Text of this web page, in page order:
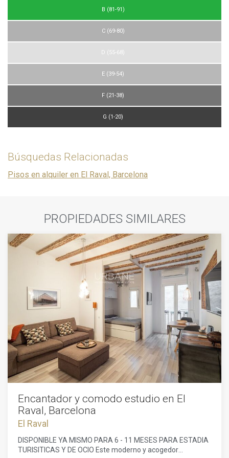
B (81-91)
C (69-80)
D (55-68)
E (39-54)
F (21-38)
G (1-20)
Búsquedas Relacionadas
Pisos en alquiler en El Raval, Barcelona
PROPIEDADES SIMILARES
Encantador y comodo estudio en El
Raval, Barcelona
El Raval
DISPONIBLE YA MISMO PARA 6 - 11 MESES PARA ESTADIA
TURISITICAS Y DE OCIO Este moderno y acogedor